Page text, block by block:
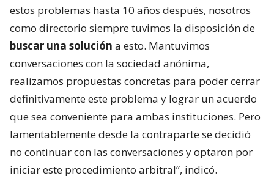
estos problemas hasta 10 años después, nosotros
como directorio siempre tuvimos la disposición de
buscar una solución a esto. Mantuvimos
conversaciones con la sociedad anónima,
realizamos propuestas concretas para poder cerrar
definitivamente este problema y lograr un acuerdo
que sea conveniente para ambas instituciones. Pero
lamentablemente desde la contraparte se decidió
no continuar con las conversaciones y optaron por
iniciar este procedimiento arbitral”, indicó.